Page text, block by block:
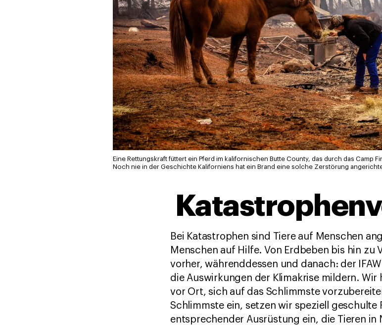
Eine Rettungskraft füttert ein Pferd im kalifornischen Butte County, das durch das Camp
Noch nie in der Geschichte Kaliforniens hat ein Brand eine solche Zerstörung
Bei Katastrophen sind Tiere auf Menschen
Menschen auf Hilfe. Von Erdbeben bis hin zu
vorher, währenddessen und danach: der
die Auswirkungen der Klimakrise mildern. Wir
vor Ort, sich auf das Schlimmste
Schlimmste ein, setzen wir speziell geschulte
entsprechender Ausrüstung ein, die Tieren in